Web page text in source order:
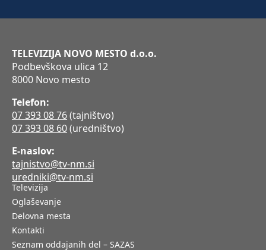
TELEVIZIJA NOVO MESTO d.o.o.
Podbevškova ulica 12
8000 Novo mesto
Telefon:
07 393 08 76(tajništvo)
07 393 08 60(uredništvo)
E-naslov:
tajnistvo@tv-nm.si
uredniki@tv-nm.si
Televizija
Oglaševanje
Delovna mesta
Kontakti
Seznam oddajanih del – SAZAS